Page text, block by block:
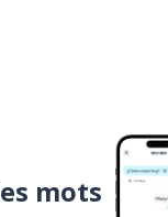
mots